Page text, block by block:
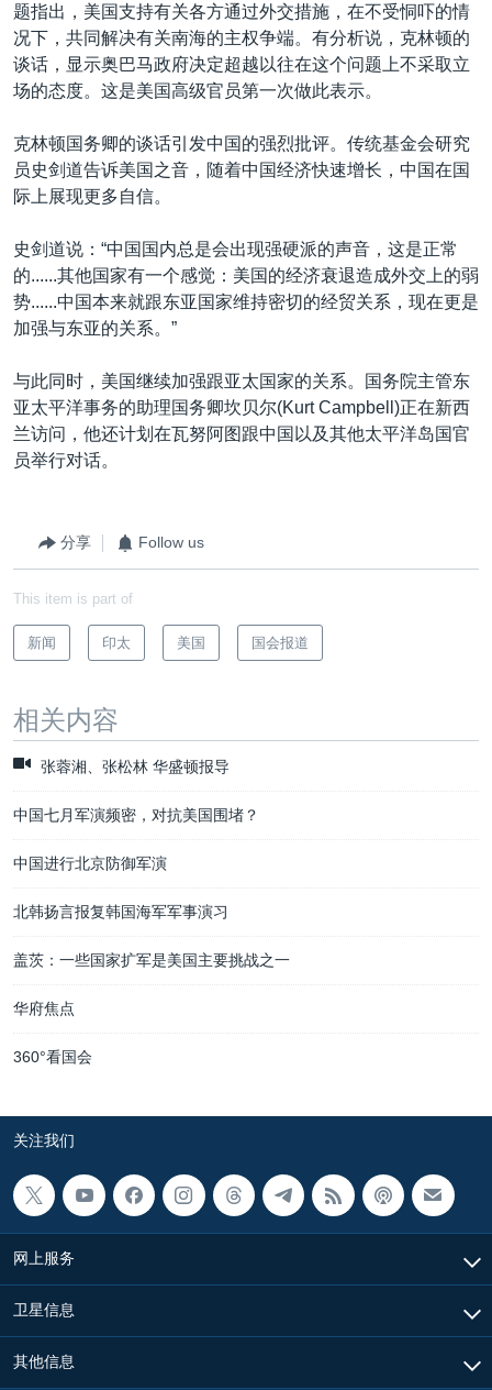
题指出，美国支持有关各方通过外交措施，在不受恫吓的情
况下，共同解决有关南海的主权争端。有分析说，克林顿的
谈话，显示奥巴马政府决定超越以往在这个问题上不采取立
场的态度。这是美国高级官员第一次做此表示。
克林顿国务卿的谈话引发中国的强烈批评。传统基金会研究
员史剑道告诉美国之音，随着中国经济快速增长，中国在国
际上展现更多自信。
史剑道说：“中国国内总是会出现强硬派的声音，这是正常
的......其他国家有一个感觉：美国的经济衰退造成外交上的弱
势......中国本来就跟东亚国家维持密切的经贸关系，现在更是
加强与东亚的关系。”
与此同时，美国继续加强跟亚太国家的关系。国务院主管东
亚太平洋事务的助理国务卿坎贝尔(Kurt Campbell)正在新西
兰访问，他还计划在瓦努阿图跟中国以及其他太平洋岛国官
员举行对话。
分享 Follow us
This item is part of
新闻 印太 美国 国会报道
相关内容
张蓉湘、张松林 华盛顿报导
中国七月军演频密，对抗美国围堵？
中国进行北京防御军演
北韩扬言报复韩国海军军事演习
盖茨：一些国家扩军是美国主要挑战之一
华府焦点
360°看国会
关注我们
网上服务
卫星信息
其他信息